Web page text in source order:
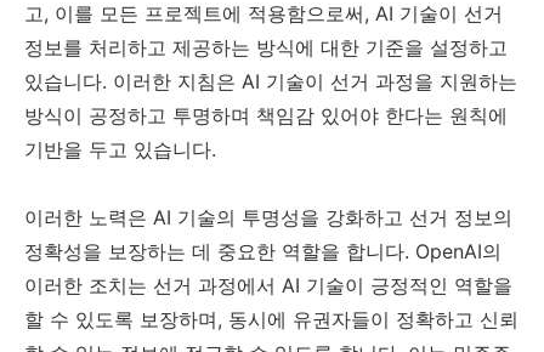
고, 이를 모든 프로젝트에 적용함으로써, AI 기술이 선거
정보를 처리하고 제공하는 방식에 대한 기준을 설정하고
있습니다. 이러한 지침은 AI 기술이 선거 과정을 지원하는
방식이 공정하고 투명하며 책임감 있어야 한다는 원칙에
기반을 두고 있습니다.
이러한 노력은 AI 기술의 투명성을 강화하고 선거 정보의
정확성을 보장하는 데 중요한 역할을 합니다. OpenAI의
이러한 조치는 선거 과정에서 AI 기술이 긍정적인 역할을
할 수 있도록 보장하며, 동시에 유권자들이 정확하고 신뢰